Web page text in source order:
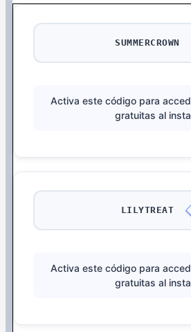
SUMMERCROWN
Activa este código para
gratuitas al
LILYTREAT
Activa este código para
gratuitas al